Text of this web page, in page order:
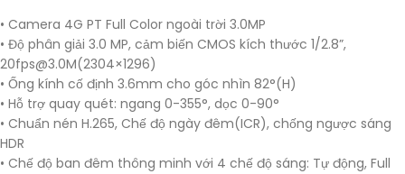
• Camera 4G PT Full Color ngoài trời 3.0MP
• Độ phân giải 3.0 MP, cảm biến CMOS kích thước 1/2.8”,
20fps@3.0M(2304×1296)
• Ống kính cố định 3.6mm cho góc nhìn 82°(H)
• Hỗ trợ quay quét: ngang 0-355°, dọc 0-90°
• Chuẩn nén H.265, Chế độ ngày đêm(ICR), chống ngược sáng
HDR
• Chế độ ban đêm thông minh với 4 chế độ sáng: Tự động, Full